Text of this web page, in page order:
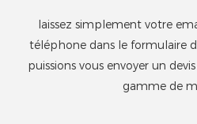
laissez simplement votre
téléphone dans le formulaire
puissions vous envoyer un
gamme de